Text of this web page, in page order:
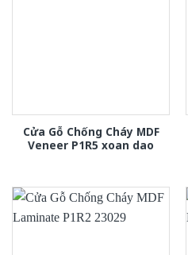
Cửa Gỗ Chống Cháy MDF
Veneer P1R5 xoan dao